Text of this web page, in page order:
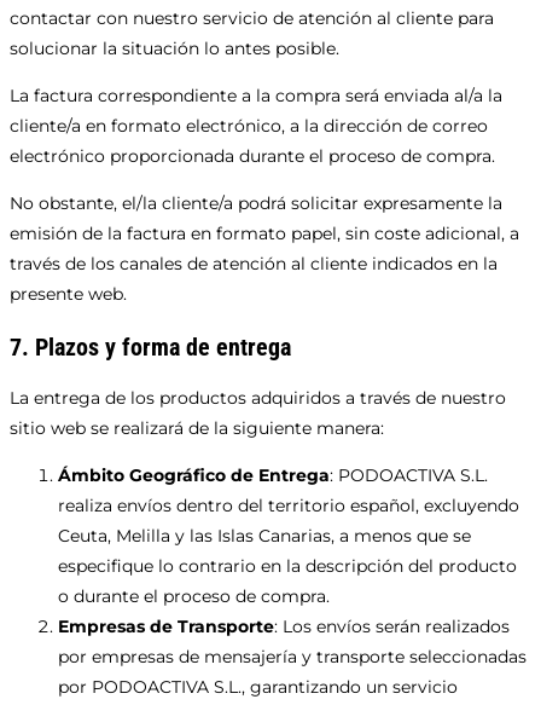
contactar con nuestro servicio de atención al cliente para
solucionar la situación lo antes posible.
La factura correspondiente a la compra será enviada al/a la
cliente/a en formato electrónico, a la dirección de correo
electrónico proporcionada durante el proceso de compra.
No obstante, el/la cliente/a podrá solicitar expresamente la
emisión de la factura en formato papel, sin coste adicional, a
través de los canales de atención al cliente indicados en la
presente web.
7. Plazos y forma de entrega
La entrega de los productos adquiridos a través de nuestro
sitio web se realizará de la siguiente manera:
Ámbito Geográfico de Entrega: PODOACTIVA S.L.
realiza envíos dentro del territorio español, excluyendo
Ceuta, Melilla y las Islas Canarias, a menos que se
especifique lo contrario en la descripción del producto
o durante el proceso de compra.
Empresas de Transporte: Los envíos serán realizados
por empresas de mensajería y transporte seleccionadas
por PODOACTIVA S.L., garantizando un servicio